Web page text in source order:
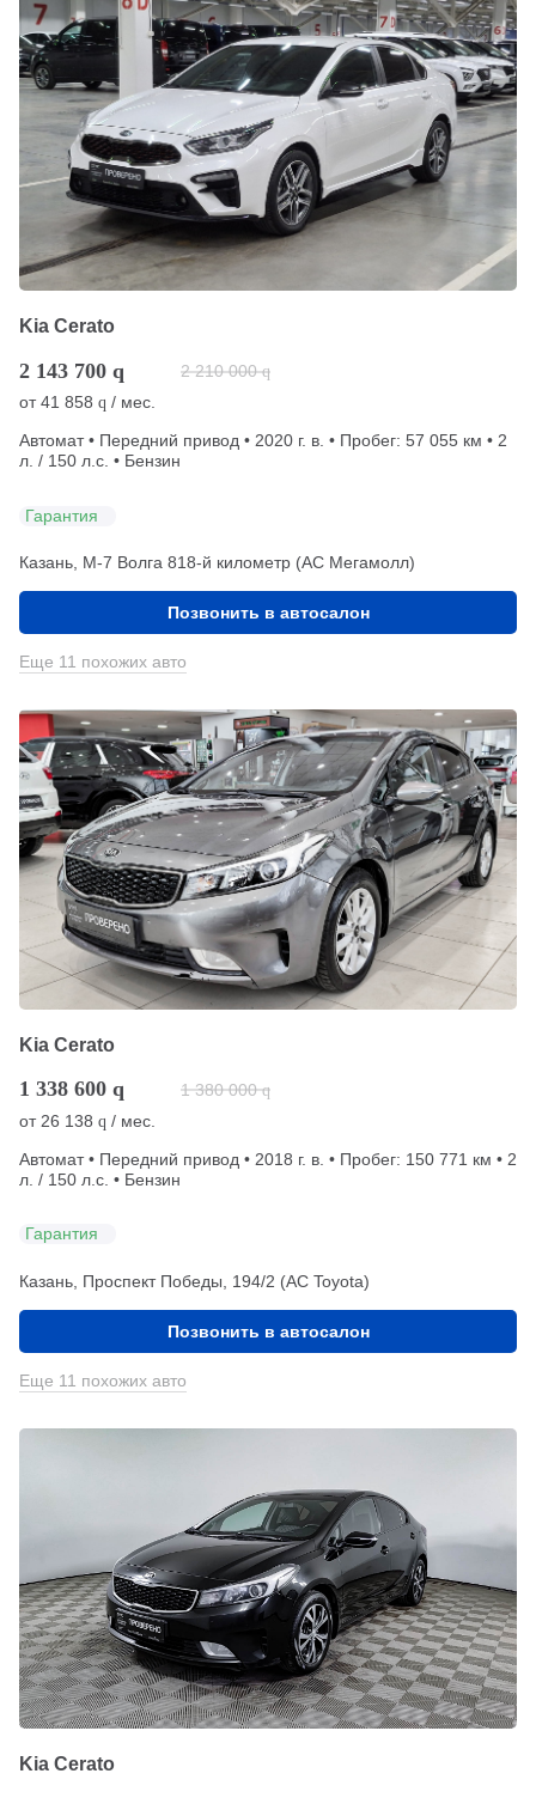
Kia Cerato
2 143 700 q 2 210 000 q
от41 858 q / мес.
Автомат • Передний привод • 2020 г. в. • Пробег: 57 055 км • 2
л. / 150 л.с. • Бензин
Гарантия
Казань, М-7 Волга 818-й километр (АС Мегамолл)
Позвонить в автосалон
Еще 11 похожих авто
Kia Cerato
1 338 600 q 1 380 000 q
от 26 138 q / мес.
Автомат • Передний привод • 2018 г. в. • Пробег: 150 771 км • 2
л. / 150 л.с. • Бензин
Гарантия
Казань, Проспект Победы, 194/2 (АС Toyota)
Позвонить в автосалон
Еще 11 похожих авто
Kia Cerato